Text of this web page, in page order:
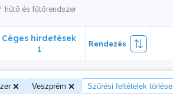
hűtő és fűtőrendszer
Céges hirdetések
1
Rendezés
Veszprém Szűrési feltételek törlése